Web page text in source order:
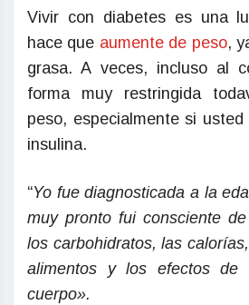
Vivir con diabetes es una
hace que aumente de peso,
grasa. A veces, incluso al
forma muy restringida
peso, especialmente si
insulina.
“Yo fue diagnosticada a la
muy pronto fui consciente
los carbohidratos, las
alimentos y los efectos
cuerpo».